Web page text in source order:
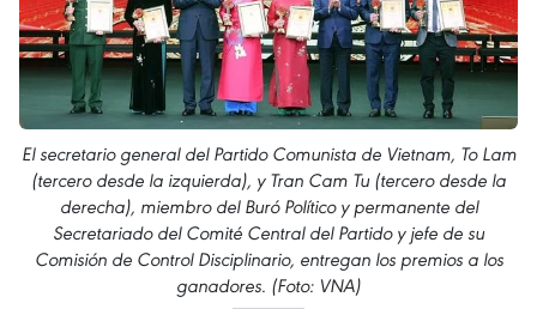
El secretario general del Partido Comunista de Vietnam, To Lam
(tercero desde la izquierda), y Tran Cam Tu (tercero desde la
derecha), miembro del Buró Político y permanente del
Secretariado del Comité Central del Partido y jefe de su
Comisión de Control Disciplinario, entregan los premios a los
ganadores. (Foto: VNA)